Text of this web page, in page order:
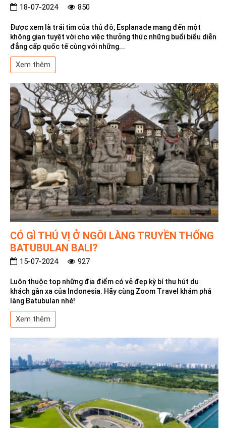
18-07-2024 850
Được xem là trái tim của thủ đô, Esplanade mang đến một
không gian tuyệt vời cho việc thưởng thức những buổi biểu diễn
đẳng cấp quốc tế cùng với những...
Xem thêm
CÓ GÌ THÚ VỊ Ở NGÔI LÀNG TRUYỀN THỐNG
BATUBULAN BALI?
15-07-2024 927
Luôn thuộc top những địa điểm có vẻ đẹp kỳ bí thu hút du
khách gần xa của Indonesia. Hãy cùng Zoom Travel khám phá
làng Batubulan nhé!
Xem thêm